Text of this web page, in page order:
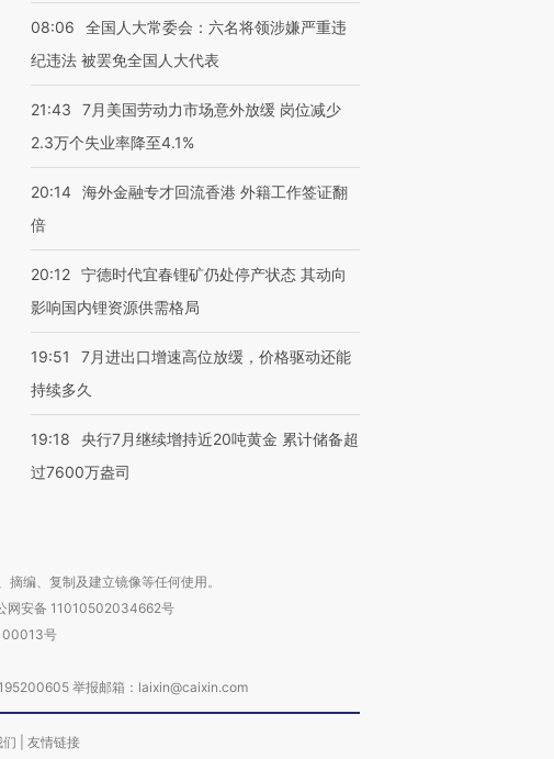
飞行员跨国走私7万
摇头丸 尿检体内含3种
视线｜被称为“蟑螂”的印
度Z世代 用街头抗争将教
育部长拱下台
机”？难民潮撕裂西班牙
飞地休达
广】走进第四届链博
08:06
全国人大常委会：六名将领涉嫌严重违
纪违法 被罢免全国人大代表
21:43
7月美国劳动力市场意外放缓 岗位减少
2.3万个失业率降至4.1%
20:14 海外金融专才回流香港 外籍工作签证翻
倍
20:12 宁德时代宜春锂矿仍处停产状态 其动向
影响国内锂资源供需格局
19:51
7月进出口增速高位放缓，价格驱动还能
持续多久
19:18
央行7月继续增持近20吨黄金 累计储备超
过7600万盎司
编、复制及建立镜像等任何使用。
网安备 11010502034662号
号
举报邮箱：laixin@caixin.com
友情链接